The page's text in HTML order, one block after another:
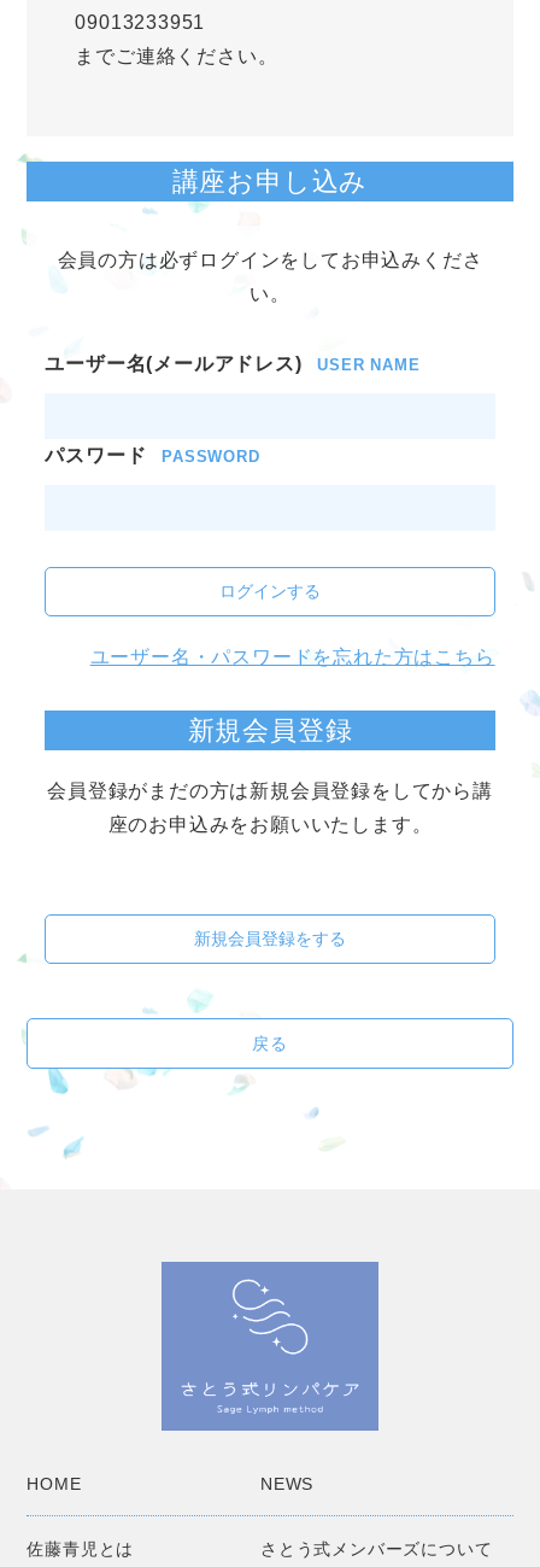
09013233951
までご連絡ください。
講座お申し込み
会員の方は必ずログインをしてお申込みくださ
い。
ユーザー名(メールアドレス) USER NAME
パスワード PASSWORD
ログインする
ユーザー名・パスワードを忘れた方はこちら
新規会員登録
会員登録がまだの方は新規会員登録をしてから講
座のお申込みをお願いいたします。
新規会員登録をする
戻る
HOME NEWS
佐藤青児とは さとう式メンバーズについて